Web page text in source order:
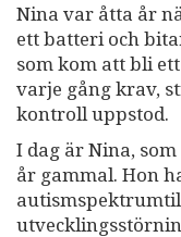
Nina var åtta år
ett batteri och
som kom att bli
varje gång krav,
kontroll uppstod.
I dag är Nina,
år gammal. Hon